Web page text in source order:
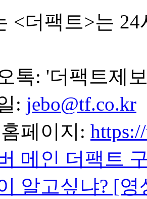
<더팩트>는
톡: '더팩트제
: jebo@tf.co.kr
페이지:
메인 더팩트
알고싶냐? [